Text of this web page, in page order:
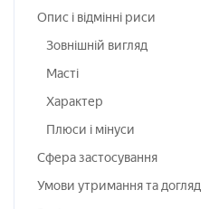
Опис і відмінні риси
Зовнішній вигляд
Масті
Характер
Плюси і мінуси
Сфера застосування
Умови утримання та догляд